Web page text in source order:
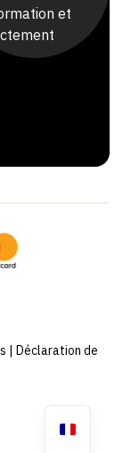
et
| Déclaration de